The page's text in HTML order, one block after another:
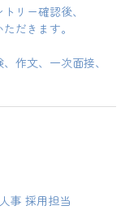
リー確認後、
だきます。
作文、一次面接、
事 採用担当